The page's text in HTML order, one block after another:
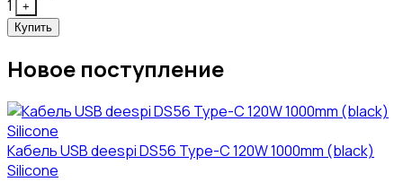
1
+
Купить
Новое поступление
Кабель USB deespi DS56 Type-C 120W 1000mm (black)
Silicone